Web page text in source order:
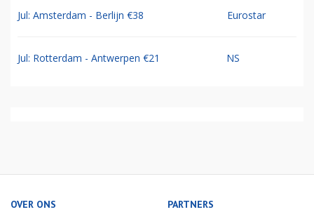
Jul: Amsterdam - Berlijn €38 Eurostar
Jul: Rotterdam - Antwerpen €21 NS
OVER ONS PARTNERS